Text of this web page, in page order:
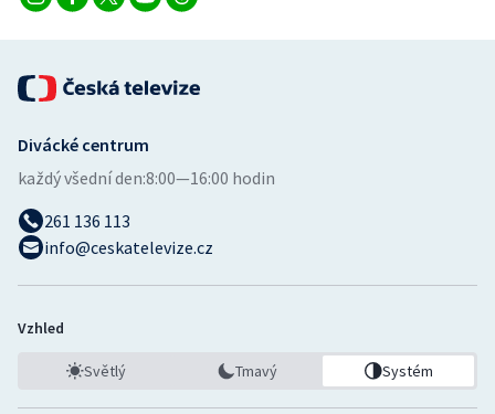
Veslování
Vodní slalom
Volejbal
Divácké centrum
každý všední den:8:00—16:00 hodin
261 136 113
info@ceskatelevize.cz
Vzhled
Světlý Tmavý Systém